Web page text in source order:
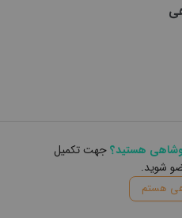
هستید؟جهت تکمیل
شوید.
هستم